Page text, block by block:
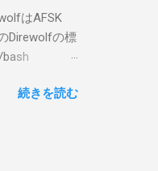
portで送受
タはUDP
UtilityとRS-
。 クライ
bfc1-
で、これを削
はAFSK
Direwolfの標
-B 1200 - |
続きを読む